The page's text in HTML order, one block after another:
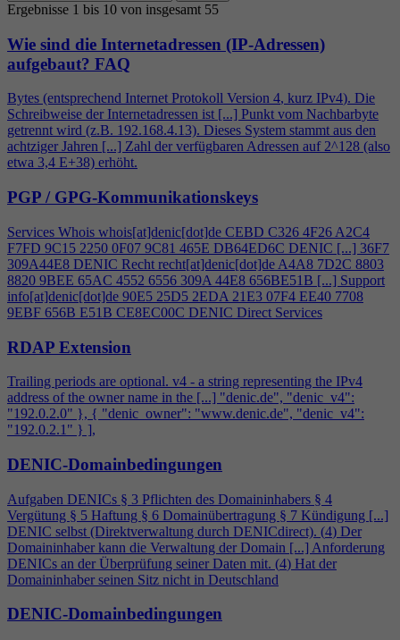
Ergebnisse 1 bis 10 von insgesamt 55
Wie sind die Internetadressen (IP-Adressen)
aufgebaut? FAQ
Bytes (entsprechend Internet Protokoll Version 4, kurz IPv4). Die
Schreibweise der Internetadressen ist [...] Punkt vom Nachbarbyte
getrennt wird (z.B. 192.168.4.13). Dieses System stammt aus den
achtziger Jahren [...] Zahl der verfügbaren Adressen auf 2^128 (also
etwa 3,4 E+38) erhöht.
PGP / GPG-Kommunikationskeys
Services Whois whois[at]denic[dot]de CEBD C326 4F26 A2C4
F7FD 9C15 2250 0F07 9C81 465E DB64ED6C DENIC [...] 36F7
309A44E8 DENIC Recht recht[at]denic[dot]de A4A8 7D2C 8803
8820 9BEE 65AC 4552 6556 309A 44E8 656BE51B [...] Support
info[at]denic[dot]de 90E5 25D5 2EDA 21E3 07F4 EE40 7708
9EBF 656B E51B CE8EC00C DENIC Direct Services
RDAP Extension
Trailing periods are optional. v4 - a string representing the IPv4
address of the owner name in the [...] "denic.de", "denic_v4":
"192.0.2.0" }, { "denic_owner": "www.denic.de", "denic_v4":
"192.0.2.1" } ],
DENIC-Domainbedingungen
Aufgaben DENICs § 3 Pflichten des Domaininhabers § 4
Vergütung § 5 Haftung § 6 Domainübertragung § 7 Kündigung [...]
DENIC selbst (Direktverwaltung durch DENICdirect). (4) Der
Domaininhaber kann die Verwaltung der Domain [...] Anforderung
DENICs an der Überprüfung seiner Daten mit. (4) Hat der
Domaininhaber seinen Sitz nicht in Deutschland
DENIC-Domainbedingungen